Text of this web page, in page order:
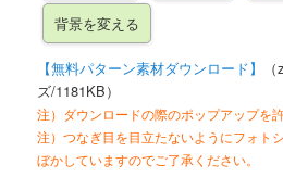
【無料パターン素材ダウンロード】
ズ/1181KB）
注）ダウンロードの際のポップアップを
注）つなぎ目を目立たないようにフォト
ぼかしていますのでご了承ください。